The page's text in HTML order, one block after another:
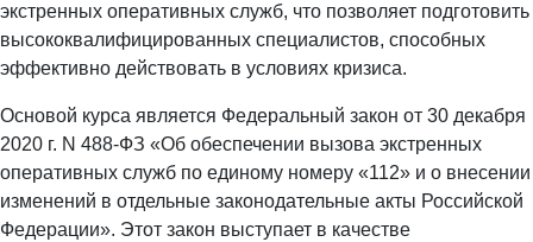
экстренных оперативных служб, что позволяет подготовить
высококвалифицированных специалистов, способных
эффективно действовать в условиях кризиса.
Основой курса является Федеральный закон от 30 декабря
2020 г. N 488-ФЗ «Об обеспечении вызова экстренных
оперативных служб по единому номеру «112» и о внесении
изменений в отдельные законодательные акты Российской
Федерации». Этот закон выступает в качестве